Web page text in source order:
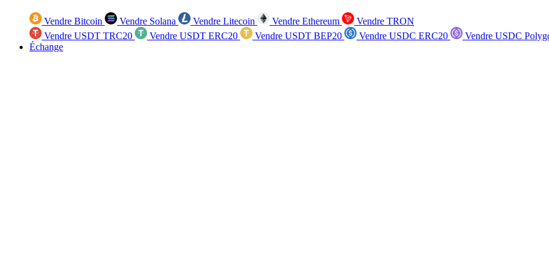
Vendre Bitcoin Vendre Solana Vendre Litecoin Vendre Ethereum
Vendre TRON
Vendre USDT TRC20
Vendre USDT ERC20 Vendre USDT BEP20 Vendre USDC ERC20
Vendre USDC
Échange